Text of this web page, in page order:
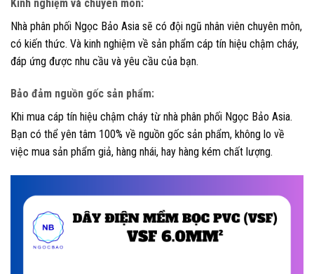
Kinh nghiệm và chuyên môn:
Nhà phân phối Ngọc Bảo Asia sẽ có đội ngũ nhân viên chuyên môn,
có kiến thức. Và kinh nghiệm về sản phẩm cáp tín hiệu chậm cháy,
đáp ứng được nhu cầu và yêu cầu của bạn.
Bảo đảm nguồn gốc sản phẩm:
Khi mua cáp tín hiệu chậm cháy từ nhà phân phối Ngọc Bảo Asia.
Bạn có thể yên tâm 100% về nguồn gốc sản phẩm, không lo về
việc mua sản phẩm giả, hàng nhái, hay hàng kém chất lượng.